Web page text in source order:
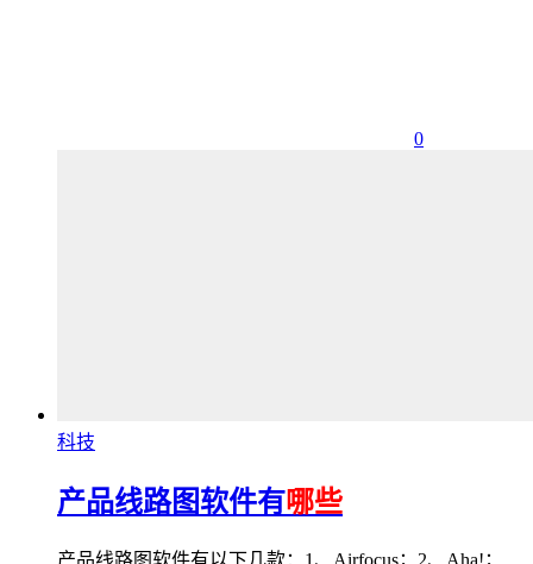
0
科技
产品线路图软件有哪些
产品线路图软件有以下几款：1、Airfocus；2、Aha!；